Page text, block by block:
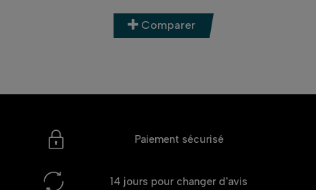
Comparer
Paiement sécurisé
14 jours pour changer d'avis